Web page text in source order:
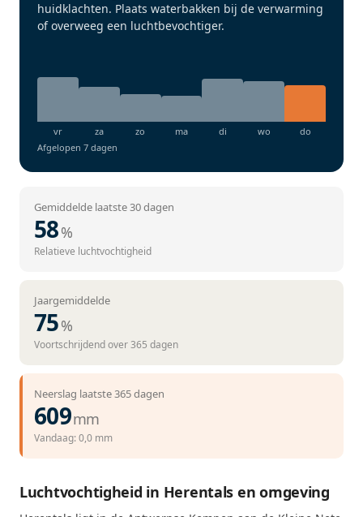
huidklachten. Plaats waterbakken bij de verwarming
of overweeg een luchtbevochtiger.
Afgelopen 7 dagen
Gemiddelde laatste 30 dagen
58%
Relatieve luchtvochtigheid
Jaargemiddelde
75%
Voortschrijdend over 365 dagen
Neerslag laatste 365 dagen
609mm
Vandaag: 0,0 mm
Luchtvochtigheid in Herentals en omgeving